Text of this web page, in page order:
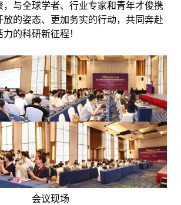
，与全球学者、行业专家和青年才俊携
放的姿态、更加务实的行动，共同奔赴
的科研新征程！
会议现场